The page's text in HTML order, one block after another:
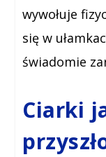
wywołuje
się w
świadomie
Ciarki